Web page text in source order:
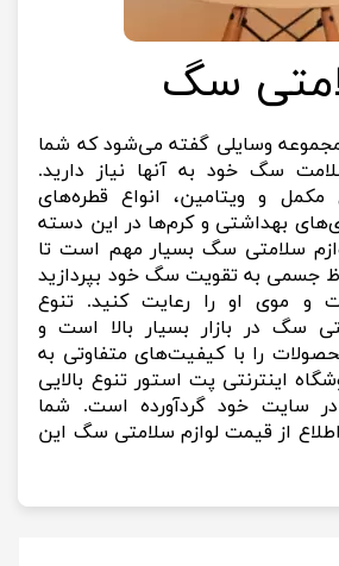
سگ
وسایلی گفته می‌شود که شما
سگ خود به آنها نیاز دارید.
مکمل و ویتامین، انواع قطره‌های
بهداشتی و کرم‌ها در این دسته
سلامتی سگ بسیار مهم است تا
جسمی به تقویت سگ خود بپردازید
موی او را رعایت کنید. تنوع
سگ در بازار بسیار بالا است و
را با کیفیت‌های متفاوتی به
اینترنتی پت استور تنوع بالایی
سایت خود گردآورده است. شما
از قیمت لوازم سلامتی سگ این